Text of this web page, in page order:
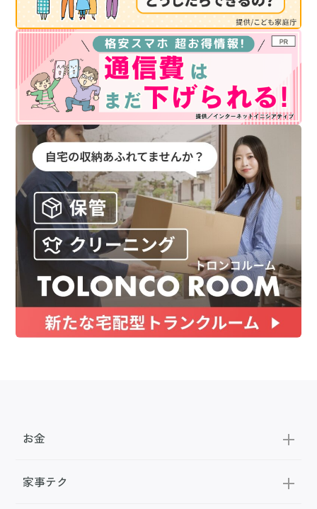
お金
家事テク